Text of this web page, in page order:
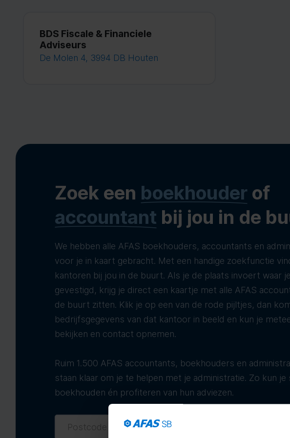
BDS Fiscale & Financiele
Adviseurs
De Molen 4, 3994 DB Houten
Zoek een boekhouder of
accountant bij jou in de
We hebben alle AFAS boekhouders, accountants en
voor je in kaart gebracht. Met een handige zoekfunctie
kantoren bij jou in de buurt. Als je de plaats invoert waar
gevestigd, krijg je direct een kaartje met alle AFAS
de buurt zitten. Klik je op een van de rode pijltjes, dan
bedrijfsgegevens van dat kantoor in beeld en kun je
bekijken en contact opnemen.
Ruim 1.500 AFAS accountants, boekhouders en
staan klaar om je te helpen met je administratie. Zo kun je
boekhouden én profiteren van hun adviezen.